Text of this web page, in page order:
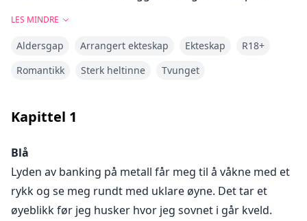
personer som har sett jenta i virkeligheten."
undertrykke? Vel, den kommer tilbake med hevn. Det
føles som om all luft blir sugd ut av meg og brystet
mitt blir stramt. Synet mitt blir uklart og jeg registrerer
at jeg faller rett før alt blir svart.
LES MINDRE
Aldersgap Arrangert ekteskap Ekteskap
R18+
Romantikk
Sterk heltinne Tvunget
Kapittel 1
Blå
Lyden av banking på metall får meg til å våkne med et
rykk og se meg rundt med uklare øyne. Det tar et
øyeblikk før jeg husker hvor jeg sovnet i går kveld.